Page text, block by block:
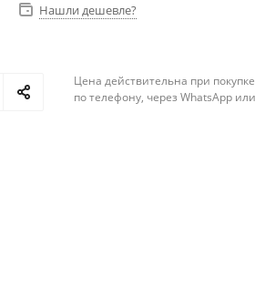
Нашли дешевле?
Цена действительна при
по телефону, через WhatsApp